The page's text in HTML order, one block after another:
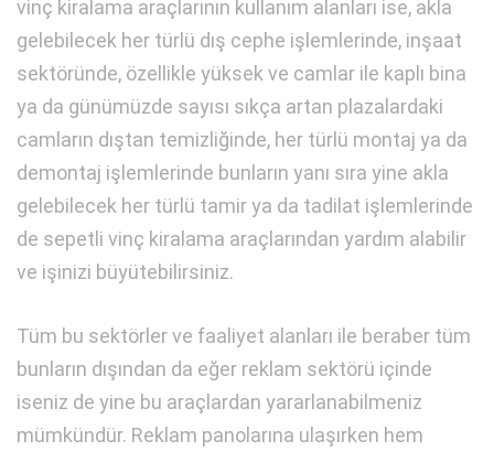
vinç kiralama araçlarının kullanım alanları ise, akla
gelebilecek her türlü dış cephe işlemlerinde, inşaat
sektöründe, özellikle yüksek ve camlar ile kaplı bina
ya da günümüzde sayısı sıkça artan plazalardaki
camların dıştan temizliğinde, her türlü montaj ya da
demontaj işlemlerinde bunların yanı sıra yine akla
gelebilecek her türlü tamir ya da tadilat işlemlerinde
de sepetli vinç kiralama araçlarından yardım alabilir
ve işinizi büyütebilirsiniz.
Tüm bu sektörler ve faaliyet alanları ile beraber tüm
bunların dışından da eğer reklam sektörü içinde
iseniz de yine bu araçlardan yararlanabilmeniz
mümkündür. Reklam panolarına ulaşırken hem